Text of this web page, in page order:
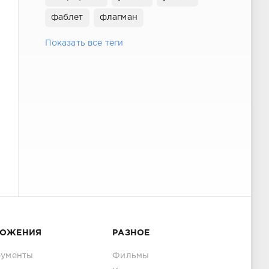
фаблет флагман
Показать все теги
РАЗНОЕ
Фильмы